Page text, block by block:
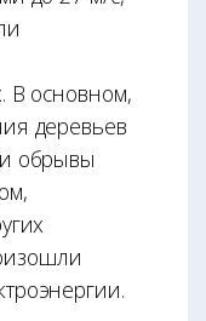
В основном,
деревьев
обрывы